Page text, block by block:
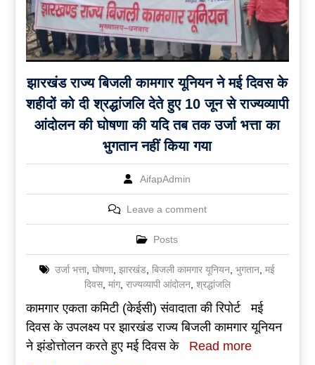
झारखंड राज्य बिजली कामगार यूनियन ने मई दिवस के
शहीदों को दी श्रद्धांजलि देते हुए 10 जून से राज्यव्यापी
आंदोलन की घोषणा की यदि तब तक उर्जा भत्ता का
भुगतान नहीं किया गया
AifapAdmin
Leave a comment
Posts
उर्जा भत्ता ,घोषणा ,झारखंड ,बिजली कामगार यूनियन ,भुगतान ,मई
दिवस, मांग, राज्यव्यापी आंदोलन, श्रद्धांजलि
कामगार एकता कमिटी (केईसी) संवादाता की रिपोर्ट मई
दिवस के उपलक्ष्य पर झारखंड राज्य बिजली कामगार यूनियन
ने झंडोत्तोलन करते हुए मई दिवस के
Read more